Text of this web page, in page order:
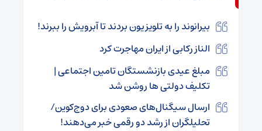
بیرانوند را به تلویزیون بردند تا آبرویش را ببرند!
الناز رکابی از ایران مهاجرت کرد
مبلغ عیدی بازنشستگان تامین اجتماعی |
تکلیف دولتی ها روشن شد
ارسال سیگنال‌های صعودی برای دوج‌کوین/
تحلیلگران از رشد دو رقمی خبر می‌دهند!